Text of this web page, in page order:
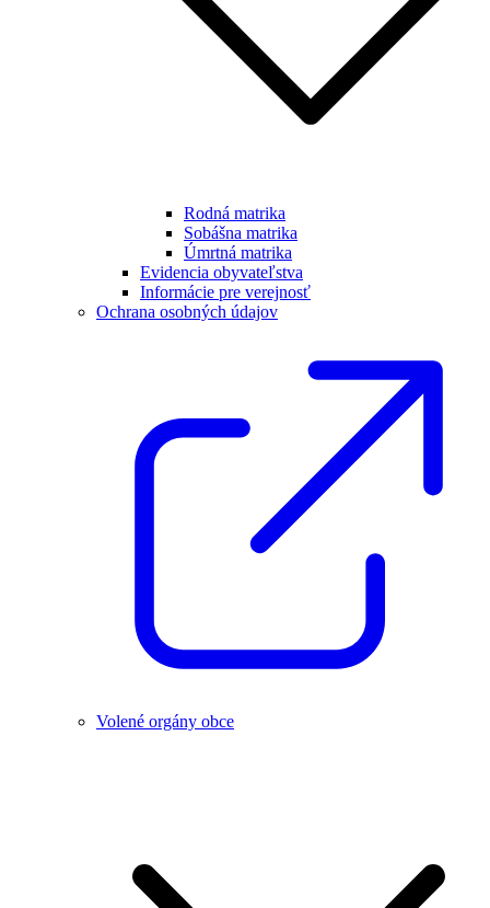
Rodná matrika
Sobášna matrika
Úmrtná matrika
Evidencia obyvateľstva
Informácie pre verejnosť
Ochrana osobných údajov
Volené orgány obce